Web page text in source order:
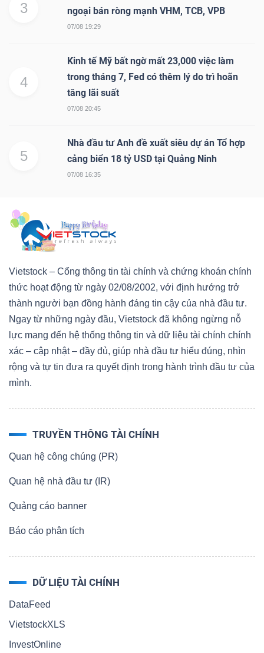
3
ngoại bán ròng mạnh VHM, TCB, VPB
07/08 19:29
4
Kinh tế Mỹ bất ngờ mất 23,000 việc làm
trong tháng 7, Fed có thêm lý do trì hoãn
tăng lãi suất
07/08 20:45
5
Nhà đầu tư Anh đề xuất siêu dự án Tổ hợp
cảng biển 18 tỷ USD tại Quảng Ninh
07/08 16:35
Vietstock – Cổng thông tin tài chính và chứng khoán chính
thức hoạt động từ ngày 02/08/2002, với định hướng trở
thành người bạn đồng hành đáng tin cậy của nhà đầu tư.
Ngay từ những ngày đầu, Vietstock đã không ngừng nỗ
lực mang đến hệ thống thông tin và dữ liệu tài chính chính
xác – cập nhật – đầy đủ, giúp nhà đầu tư hiểu đúng, nhìn
rộng và tự tin đưa ra quyết định trong hành trình đầu tư của
mình.
TRUYỀN THÔNG TÀI CHÍNH
Quan hệ công chúng (PR)
Quan hệ nhà đầu tư (IR)
Quảng cáo banner
Báo cáo phân tích
DỮ LIỆU TÀI CHÍNH
DataFeed
VietstockXLS
InvestOnline